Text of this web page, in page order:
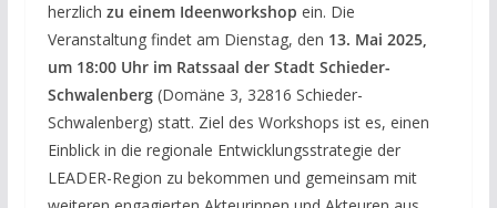
herzlich zu einem Ideenworkshop ein. Die
Veranstaltung findet am Dienstag, den 13. Mai 2025,
um 18:00 Uhr im Ratssaal der Stadt Schieder-
Schwalenberg (Domäne 3, 32816 Schieder-
Schwalenberg) statt. Ziel des Workshops ist es, einen
Einblick in die regionale Entwicklungsstrategie der
LEADER-Region zu bekommen und gemeinsam mit